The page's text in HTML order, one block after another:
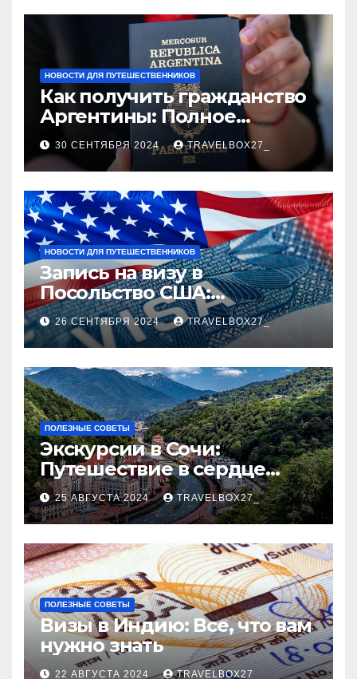
НОВОСТИ ДЛЯ ПУТЕШЕСТВЕННИКОВ
Как получить гражданство
Аргентины: Полное
руководство
30 СЕНТЯБРЯ 2024 TRAVELBOX27_
НОВОСТИ ДЛЯ ПУТЕШЕСТВЕННИКОВ
Запись на визу в
Посольство США:
Пошаговое руководство
26 СЕНТЯБРЯ 2024 TRAVELBOX27_
ПОЛЕЗНЫЕ СОВЕТЫ
Экскурсии в Сочи:
Путешествие в сердце
Черноморского курорта
25 АВГУСТА 2024 TRAVELBOX27_
ПОЛЕЗНЫЕ СОВЕТЫ
Визы в Индию: Все, что вам
нужно знать
22 АВГУСТА 2024 TRAVELBOX27_